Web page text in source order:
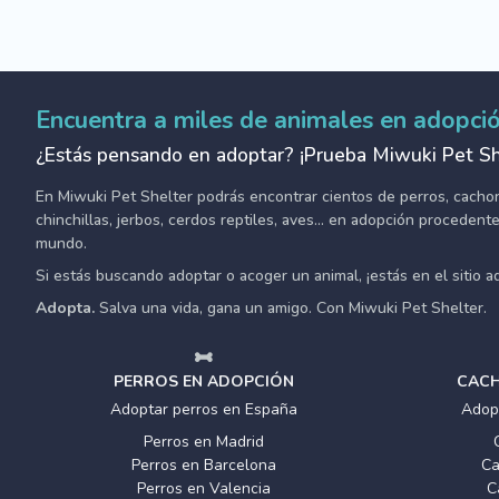
Encuentra a miles de animales en
¿Estás pensando en adoptar? ¡Prueba Miwuki Pet
En Miwuki Pet Shelter podrás encontrar cientos de perros,
chinchillas, jerbos, cerdos reptiles, aves... en adopción
mundo.
Si estás buscando adoptar o acoger un animal, ¡estás en el sitio
Adopta. Salva una vida, gana un amigo. Con Miwuki Pet Shelter.
PERROS EN ADOPCIÓN
Adoptar perros en España
Perros en Madrid
Perros en Barcelona
Perros en Valencia